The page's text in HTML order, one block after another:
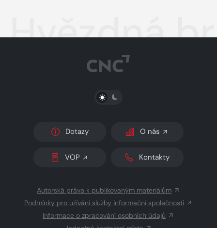
Hvězdná
PŘEPNOUT SVĚTLÝ/TMAVÝ REŽIM
Dotazy O nás
VOP Kontakty
Autorská práva k publikovaným materiálům
Podmínky pro užívání služby informační společnosti
Informace o zpracování osobních údajů